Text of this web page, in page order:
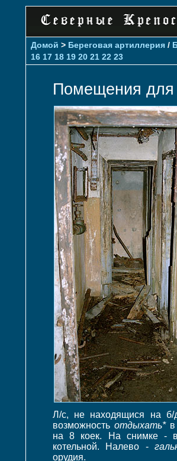
Домой > Береговая артиллерия /
16 17 18 19 20 21 22 23
Помещения для
Л/с, не находящися на б/
возможностьотдыхать*в
на 8 коек. На снимке -
котельной. Налево -
орудия.